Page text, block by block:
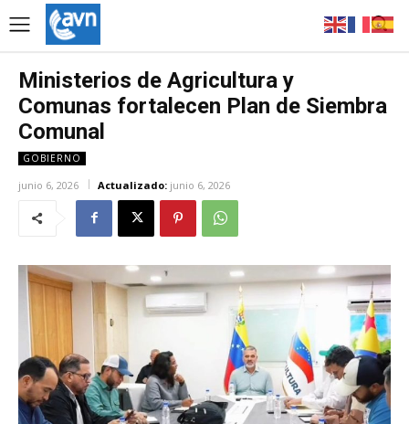
Ministerios de Agricultura y
Comunas fortalecen Plan de Siembra
Comunal
GOBIERNO
junio 6, 2026 Actualizado: junio 6, 2026